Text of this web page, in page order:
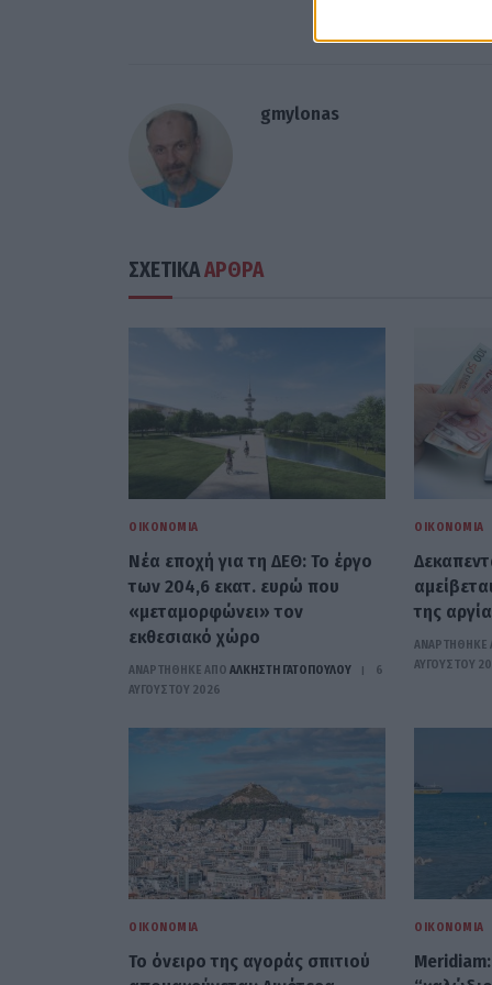
gmylonas
ΣΧΕΤΙΚΑΑΡΘΡΑ
ΟΙΚΟΝΟΜΊΑ
Νέα εποχή για τη ΔΕΘ: Το έργο
των 204,6 εκατ. ευρώ που
«μεταμορφώνει» τον
εκθεσιακό χώρο
ΑΝΑΡΤΗΘΗΚΕ ΑΠΟ ΆΛΚΗΣΤΗ ΓΑΤΟΠΟΎΛΟΥ
6
ΑΥΓΟΎΣΤΟΥ 2026
ΟΙΚΟΝΟΜΊΑ
της
ΑΝΑΡΤΗΘΗΚΕ
ΑΥΓΟΎΣΤΟΥ
ΟΙΚΟΝΟΜΊΑ
Το όνειρο της αγοράς σπιτιού
ΟΙΚΟΝΟΜΊΑ